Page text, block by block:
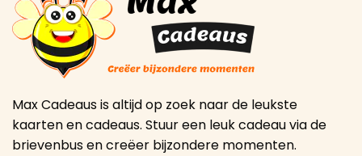
Max Cadeaus is altijd op zoek naar de leukste
kaarten en cadeaus. Stuur een leuk cadeau via de
brievenbus en creëer bijzondere momenten.